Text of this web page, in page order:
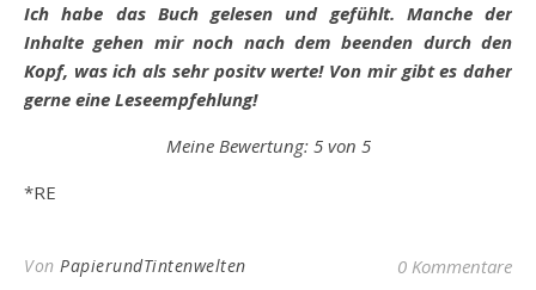
Ich habe das Buch gelesen und gefühlt. Manche der
Inhalte gehen mir noch nach dem beenden durch den
Kopf, was ich als sehr positv werte! Von mir gibt es daher
gerne eine Leseempfehlung!
Meine Bewertung: 5 von 5
*RE
Von PapierundTintenwelten 0 Kommentare